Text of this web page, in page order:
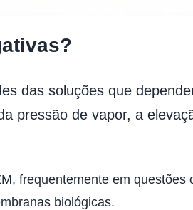
das soluções que
pressão de vapor, a
frequentemente em
biológicas.